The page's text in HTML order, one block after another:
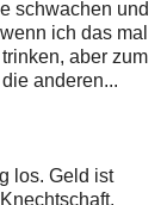
schwachen und
ich das mal
aber zum
anderen...
los. Geld ist